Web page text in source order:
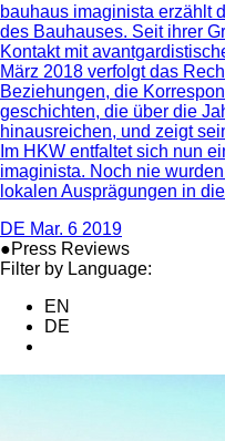
bauhaus imaginista erzählt
des Bauhauses. Seit ihrer
Kontakt mit
März 2018 verfolgt das
Beziehungen, die
geschichten, die über die
hinausreichen, und zeigt
Im HKW entfaltet sich nun
imaginista. Noch nie
lokalen Ausprägungen in
DE Mar. 6 2019
●Press Reviews
Filter by Language:
EN
DE